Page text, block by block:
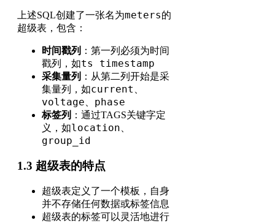
上述SQL创建了一张名为meters的
超级表，包含：
时间戳列 ：第一列必须为时间
戳列，如ts timestamp
采集量列 ：从第二列开始是采
集量列，如current
voltage phase
标签列 ：通过TAGS关键字定
义，如location
group_id
1.3 超级表的特点
超级表定义了一个模板，自身
并不存储任何数据或标签信息
超级表的标签可以灵活地进行